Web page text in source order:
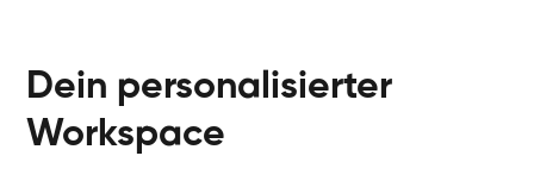
Dein personalisierter
Workspace